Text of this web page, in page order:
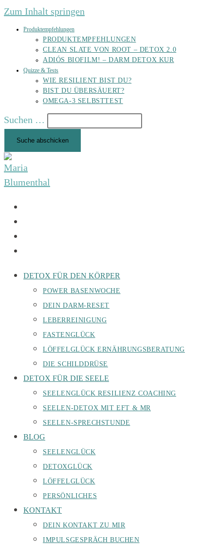
Zum Inhalt springen
Produktempfehlungen
PRODUKTEMPFEHLUNGEN
CLEAN SLATE VON ROOT – DETOX 2.0
ADIÓS BIOFILM! – DARM DETOX KUR
Quizze & Tests
WIE RESILIENT BIST DU?
BIST DU ÜBERSÄUERT?
OMEGA-3 SELBSTTEST
Suchen …
Suche abschicken
DETOX FÜR DEN KÖRPER
POWER BASENWOCHE
DEIN DARM-RESET
LEBERREINIGUNG
FASTENGLÜCK
LÖFFELGLÜCK ERNÄHRUNGSBERATUNG
DIE SCHILDDRÜSE
DETOX FÜR DIE SEELE
SEELENGLÜCK RESILIENZ COACHING
SEELEN-DETOX MIT EFT & MR
SEELEN-SPRECHSTUNDE
BLOG
SEELENGLÜCK
DETOXGLÜCK
LÖFFELGLÜCK
PERSÖNLICHES
KONTAKT
DEIN KONTAKT ZU MIR
IMPULSGESPRÄCH BUCHEN